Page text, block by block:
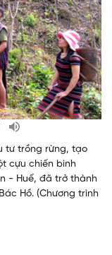
tư trồng rừng, tạo
cựu chiến binh
- Huế, đã trở thành
Hồ. (Chương trình